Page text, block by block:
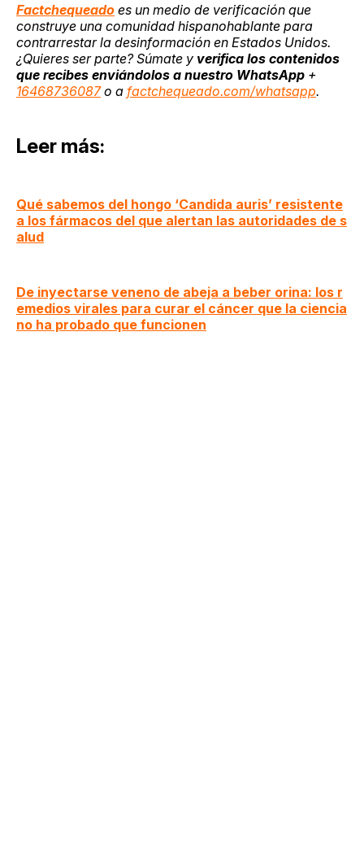
Factchequeado es un medio de verificación que
construye una comunidad hispanohablante para
contrarrestar la desinformación en Estados Unidos.
¿Quieres ser parte? Súmate y verifica los contenidos
que recibes enviándolos a nuestro WhatsApp +
16468736087o a factchequeado.com/whatsapp.
Leer más:
Qué sabemos del hongo ‘Candida auris’ resistente
a los fármacos del que alertan las autoridades de s
alud
De inyectarse veneno de abeja a beber orina: los r
emedios virales para curar el cáncer que la ciencia
no ha probado que funcionen